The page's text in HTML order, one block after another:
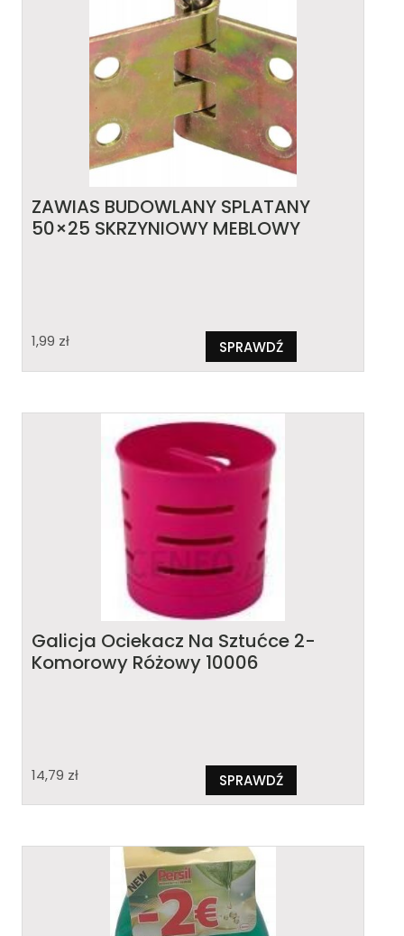
ZAWIAS BUDOWLANY SPLATANY
50×25 SKRZYNIOWY MEBLOWY
1,99 zł SPRAWDŹ
Galicja Ociekacz Na Sztućce 2-
Komorowy Różowy 10006
14,79 zł SPRAWDŹ